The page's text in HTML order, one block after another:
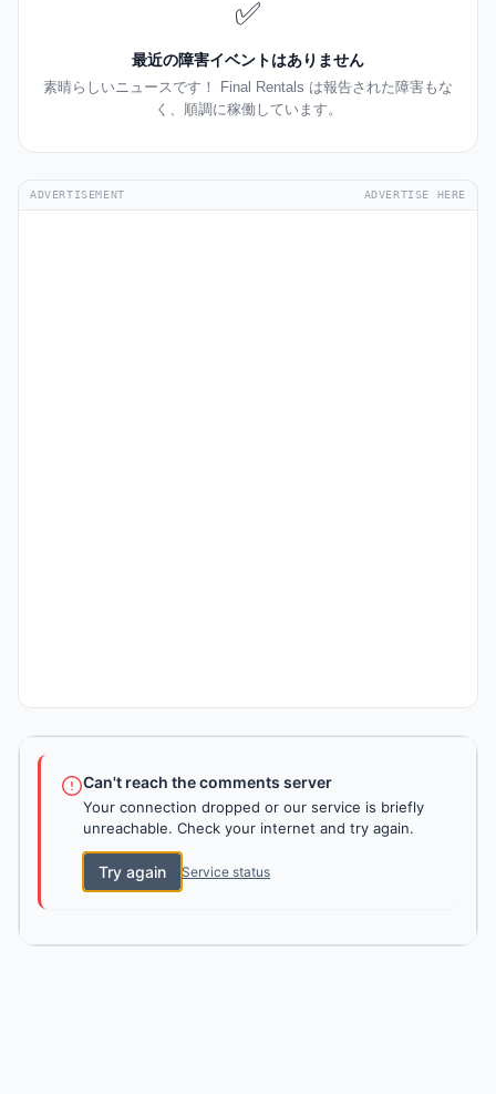
✅
最近の障害イベントはありません
素晴らしいニュースです！ Final Rentals は報告された障害もな
く、順調に稼働しています。
ADVERTISEMENT ADVERTISE HERE
Can't reach the comments server
Your connection dropped or our service is briefly
unreachable. Check your internet and try again.
Try again Service status